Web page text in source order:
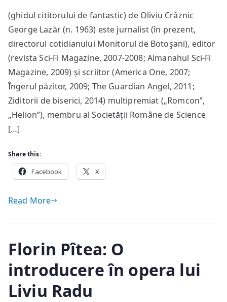
Lazăr:
Fier
vechi
(ghidul cititorului de fantastic) de Oliviu Crâznic
George Lazăr (n. 1963) este jurnalist (în prezent,
directorul cotidianului Monitorul de Botoşani), editor
(revista Sci-Fi Magazine, 2007-2008; Almanahul Sci-Fi
Magazine, 2009) și scriitor (America One, 2007;
Îngerul păzitor, 2009; The Guardian Angel, 2011;
Ziditorii de biserici, 2014) multipremiat („Romcon”,
„Helion”), membru al Societății Române de Science
[…]
Share this:
Facebook X
Read More
Florin Pîtea: O
introducere în opera lui
Liviu Radu